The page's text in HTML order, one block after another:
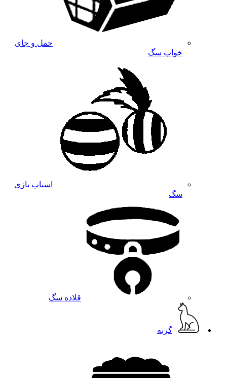
حمل و جای
خواب سگ
اسباب بازی
سگ
قلاده سگ
گربه